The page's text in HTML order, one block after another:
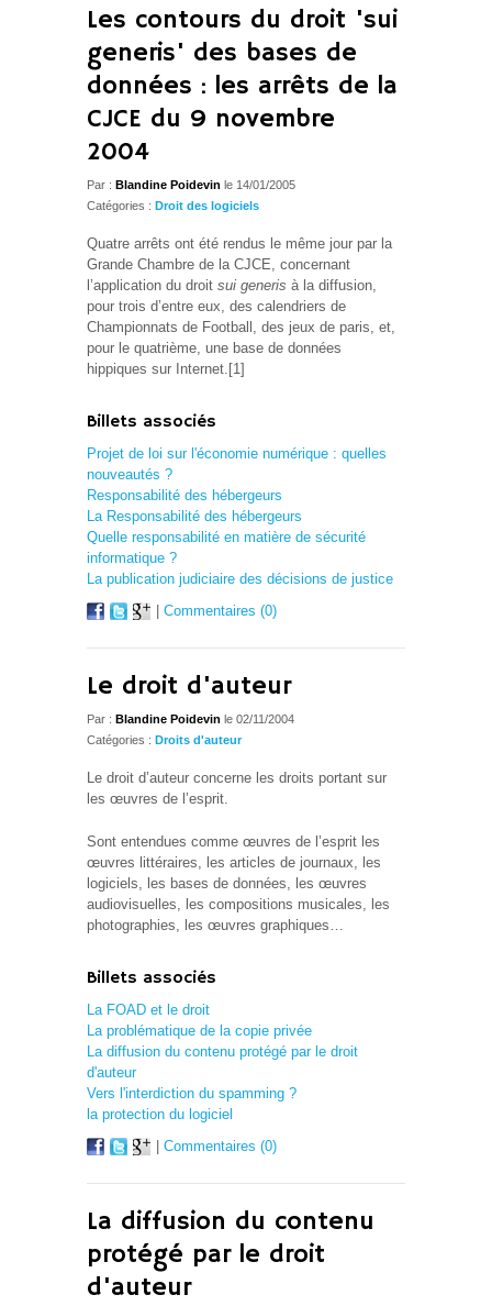
Les contours du droit 'sui
generis' des bases de
données : les arrêts de la
CJCE du 9 novembre
2004
Par : Blandine Poidevin le 14/01/2005
Catégories : Droit des logiciels
Quatre arrêts ont été rendus le même jour par la
Grande Chambre de la CJCE, concernant
l’application du droit sui generis à la diffusion,
pour trois d’entre eux, des calendriers de
Championnats de Football, des jeux de paris, et,
pour le quatrième, une base de données
hippiques sur Internet.[1]
Billets associés
Projet de loi sur l'économie numérique : quelles
nouveautés ?
Responsabilité des hébergeurs
La Responsabilité des hébergeurs
Quelle responsabilité en matière de sécurité
informatique ?
La publication judiciaire des décisions de justice
Commentaires (0)
Le droit d'auteur
Par : Blandine Poidevin le 02/11/2004
Catégories : Droits d'auteur
Le droit d’auteur concerne les droits portant sur
les œuvres de l’esprit.
Sont entendues comme œuvres de l’esprit les
œuvres littéraires, les articles de journaux, les
logiciels, les bases de données, les œuvres
audiovisuelles, les compositions musicales, les
photographies, les œuvres graphiques…
Billets associés
La FOAD et le droit
La problématique de la copie privée
La diffusion du contenu protégé par le droit
d'auteur
Vers l'interdiction du spamming ?
la protection du logiciel
Commentaires (0)
La diffusion du contenu
protégé par le droit
d'auteur